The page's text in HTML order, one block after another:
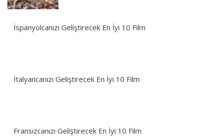
İspanyolcanızı Geliştirecek En İyi 10 Film
İtalyancanızı Geliştirecek En İyi 10 Film
Fransızcanızı Geliştirecek En İyi 10 Film